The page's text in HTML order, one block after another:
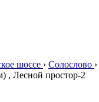
шоссе › Солослово ›
, Лесной простор-2